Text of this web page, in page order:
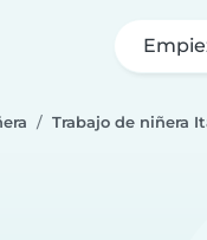
Trabajo de niñera